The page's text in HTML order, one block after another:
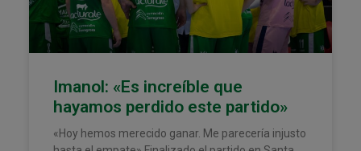
Imanol: «Es increíble que
hayamos perdido este partido»
«Hoy hemos merecido ganar. Me parecería injusto